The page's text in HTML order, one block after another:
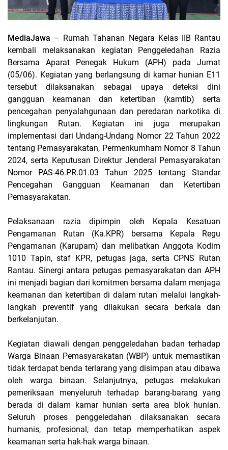
MediaJawa – Rumah Tahanan Negara Kelas IIB Rantau
kembali melaksanakan kegiatan Penggeledahan Razia
Bersama Aparat Penegak Hukum (APH) pada Jumat
(05/06). Kegiatan yang berlangsung di kamar hunian E11
tersebut dilaksanakan sebagai upaya deteksi dini
gangguan keamanan dan ketertiban (kamtib) serta
pencegahan penyalahgunaan dan peredaran narkotika di
lingkungan Rutan. Kegiatan ini juga merupakan
implementasi dari Undang-Undang Nomor 22 Tahun 2022
tentang Pemasyarakatan, Permenkumham Nomor 8 Tahun
2024, serta Keputusan Direktur Jenderal Pemasyarakatan
Nomor PAS-46.PR.01.03 Tahun 2025 tentang Standar
Pencegahan Gangguan Keamanan dan Ketertiban
Pemasyarakatan.
Pelaksanaan razia dipimpin oleh Kepala Kesatuan
Pengamanan Rutan (Ka.KPR) bersama Kepala Regu
Pengamanan (Karupam) dan melibatkan Anggota Kodim
1010 Tapin, staf KPR, petugas jaga, serta CPNS Rutan
Rantau. Sinergi antara petugas pemasyarakatan dan APH
ini menjadi bagian dari komitmen bersama dalam menjaga
keamanan dan ketertiban di dalam rutan melalui langkah-
langkah preventif yang dilakukan secara berkala dan
berkelanjutan.
Kegiatan diawali dengan penggeledahan badan terhadap
Warga Binaan Pemasyarakatan (WBP) untuk memastikan
tidak terdapat benda terlarang yang disimpan atau dibawa
oleh warga binaan. Selanjutnya, petugas melakukan
pemeriksaan menyeluruh terhadap barang-barang yang
berada di dalam kamar hunian serta area blok hunian.
Seluruh proses penggeledahan dilaksanakan secara
humanis, profesional, dan tetap memperhatikan aspek
keamanan serta hak-hak warga binaan.